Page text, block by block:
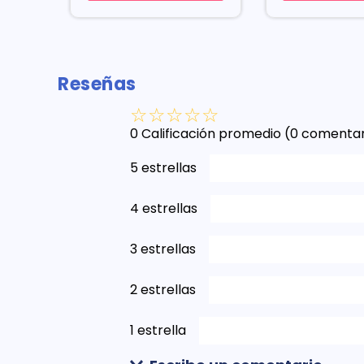
Reseñas
☆☆☆☆☆
0 Calificación promedio (0
5 estrellas
4 estrellas
3 estrellas
2 estrellas
1 estrella